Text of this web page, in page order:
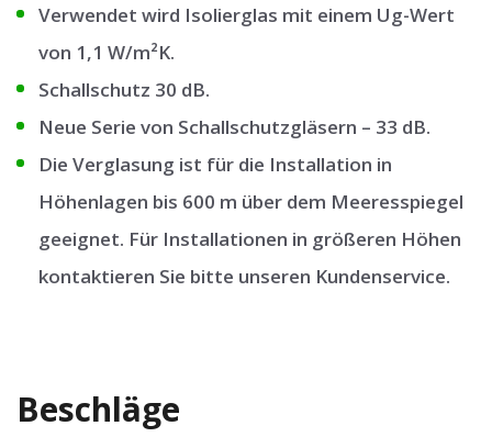
Verwendet wird Isolierglas mit einem Ug-Wert
von 1,1 W/m²K.
Schallschutz 30 dB.
Neue Serie von Schallschutzgläsern – 33 dB.
Die Verglasung ist für die Installation in
Höhenlagen bis 600 m über dem Meeresspiegel
geeignet. Für Installationen in größeren Höhen
kontaktieren Sie bitte unseren Kundenservice.
Beschläge